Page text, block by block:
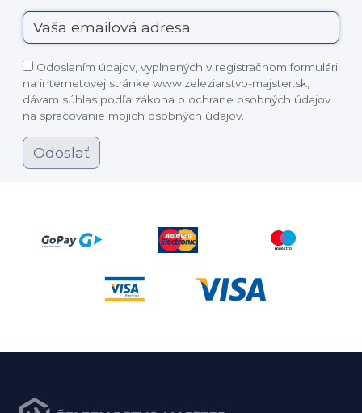
Odoslaním údajov, vyplnených v registračnom formulári
na internetovej stránke www.zeleziarstvo-majster.sk,
dávam súhlas podľa zákona o ochrane osobných údajov
na spracovanie mojich osobných údajov.
Odoslať